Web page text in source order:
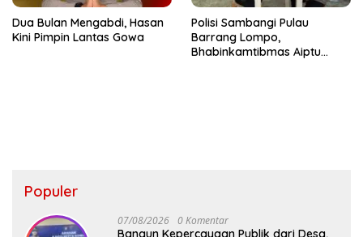
Dua Bulan Mengabdi, Hasan
Kini Pimpin Lantas Gowa
Polisi Sambangi Pulau
Barrang Lompo,
Bhabinkamtibmas Aiptu
Populer
07/08/2026 0 Komentar
Bangun Kepercayaan Publik dari Desa,